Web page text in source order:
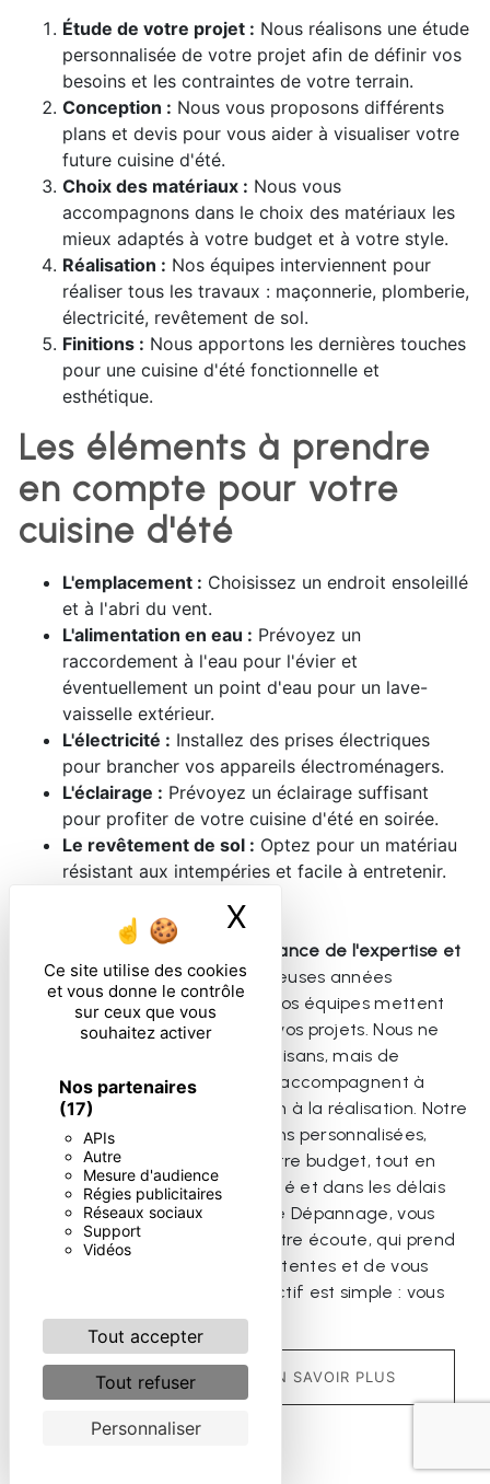
Ce site utilise des cookies
et vous donne le contrôle
sur ceux que vous
souhaitez activer
Nos partenaires
(17)
APIs
Autre
Mesure d'audience
Régies publicitaires
Réseaux sociaux
Support
Vidéos
Tout accepter
Tout refuser
Personnaliser
X
Étude de votre projet : Nous réalisons une étude
personnalisée de votre projet afin de définir vos
besoins et les contraintes de votre terrain.
Conception : Nous vous proposons différents
plans et devis pour vous aider à visualiser votre
future cuisine d'été.
Choix des matériaux : Nous vous
accompagnons dans le choix des matériaux les
mieux adaptés à votre budget et à votre style.
Réalisation : Nos équipes interviennent pour
réaliser tous les travaux : maçonnerie, plomberie,
électricité, revêtement de sol.
Finitions : Nous apportons les dernières touches
pour une cuisine d'été fonctionnelle et
esthétique.
Les éléments à prendre
en compte pour votre
cuisine d'été
L'emplacement : Choisissez un endroit ensoleillé
et à l'abri du vent.
L'alimentation en eau : Prévoyez un
raccordement à l'eau pour l'évier et
éventuellement un point d'eau pour un lave-
vaisselle extérieur.
L'électricité : Installez des prises électriques
pour brancher vos appareils électroménagers.
L'éclairage : Prévoyez un éclairage suffisant
pour profiter de votre cuisine d'été en soirée.
Le revêtement de sol : Optez pour un matériau
résistant aux intempéries et facile à entretenir.
Centrale Dépannage, c'est l'alliance de l'expertise et
de la proximité.Forts de nombreuses années
d'expérience dans le secteur, nos équipes mettent
leur savoir-faire au service de vos projets. Nous ne
sommes pas seulement des artisans, mais de
véritables partenaires qui vous accompagnent à
chaque étape, de la conception à la réalisation. Notre
priorité ? Vous offrir des solutions personnalisées,
adaptées à vos besoins et à votre budget, tout en
garantissant un travail de qualité et dans les délais
impartis. En choisissant Centrale Dépannage, vous
faites le choix d'un artisan à votre écoute, qui prend
le temps de comprendre vos attentes et de vous
conseiller au mieux. Notre objectif est simple : vous
offrir entière satisfaction.
EN SAVOIR PLUS